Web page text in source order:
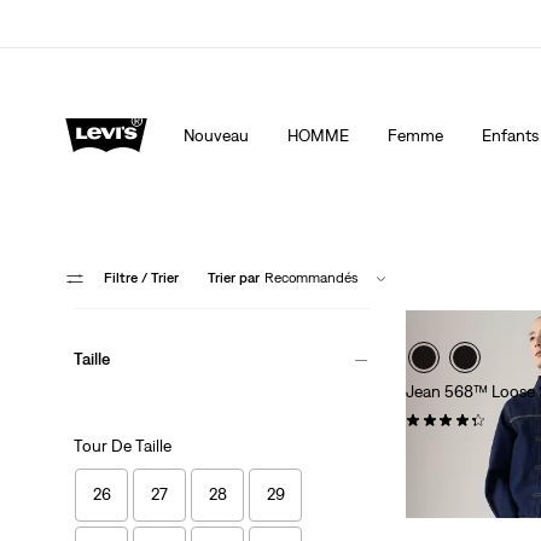
Levi's App. Le meilleur de Levi’s®, sur mesure,
Nouveau HOMME Femme Enfants
Filtre / Trier Trier par Recommandés
Taille
Tour De Taille
26 27 28 29
Jean 568™ Loose
(0)
CHF 119.90